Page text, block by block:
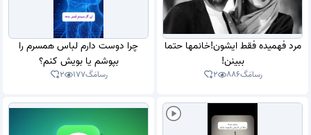
مرد فهمیده فقط ایشون!خانمها حتما
ببینن!
رسامَگ886
2
چرا دوست دارم لباس همسرم را
بپوشم یا بویش کنم؟
رسامَگ177
2